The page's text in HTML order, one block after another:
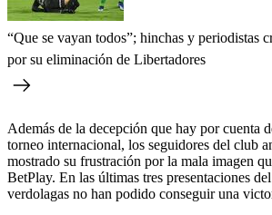
“Que se vayan todos”; hinchas y periodistas
por su eliminación de Libertadores
Además de la decepción que hay por cuenta
torneo internacional, los seguidores del club
mostrado su frustración por la mala imagen
BetPlay. En las últimas tres presentaciones
verdolagas no han podido conseguir una